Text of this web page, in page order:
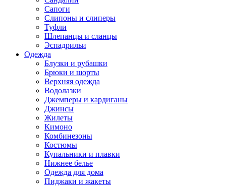
Сапоги
Слипоны и слиперы
Туфли
Шлепанцы и сланцы
Эспадрильи
Одежда
Блузки и рубашки
Брюки и шорты
Верхняя одежда
Водолазки
Джемперы и кардиганы
Джинсы
Жилеты
Кимоно
Комбинезоны
Костюмы
Купальники и плавки
Нижнее белье
Одежда для дома
Пиджаки и жакеты